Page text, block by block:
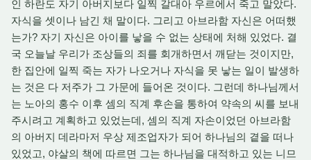
인 하란도 자기 아버지보다 일찍 갈대아 우르에서 죽고 말았다.
자식을 셋이나 남긴 채 말이다. 그리고 아브라함 자신은 어떠했
는가? 자기 자신은 아이를 낳을 수 없는 상태에 처해 있었다. 결
국 오늘날 우리가 조상들의 죄를 회개하면서 깨닫는 것이지만,
한 집안에 일찍 죽는 자가 나오거나 자식을 못 낳는 일이 발생하
는 것은 다 저주가 그 가문에 들어온 것이다. 그런데 하나님께서
는 노아의 홍수 이후 셈의 직계 후손을 통하여 약속의 씨를 보내
주시려고 계획하고 있었는데, 셈의 직계 자손이었던 아브라함
의 아버지 데라마저 우상 제조업자가 되어 하나님의 곁을 떠나
있었고, 야살의 책에 따르면 그는 하나님을 대적하고 있는 니므